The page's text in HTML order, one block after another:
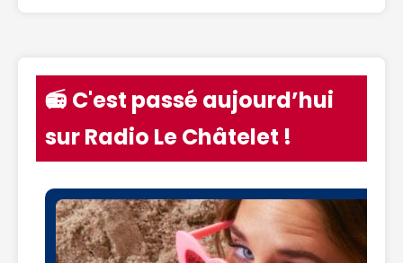
📻 C'est passé aujourd’hui
sur Radio Le Châtelet !